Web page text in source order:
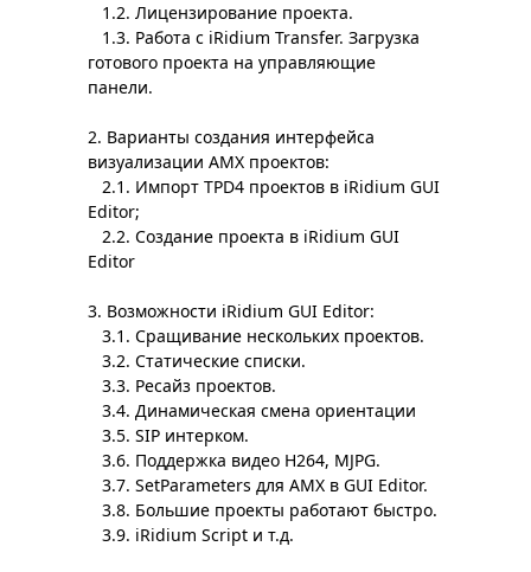
1.2. Лицензирование проекта.
1.3. Работа с iRidium Transfer. Загрузка
готового проекта на управляющие
панели.
2. Варианты создания интерфейса
визуализации AMX проектов:
2.1. Импорт TPD4 проектов в iRidium GUI
Editor;
2.2. Создание проекта в iRidium GUI
Editor
3. Возможности iRidium GUI Editor:
3.1. Сращивание нескольких проектов.
3.2. Статические списки.
3.3. Ресайз проектов.
3.4. Динамическая смена ориентации
3.5. SIP интерком.
3.6. Поддержка видео H264, MJPG.
3.7. SetParameters для АМХ в GUI Editor.
3.8. Большие проекты работают быстро.
3.9. iRidium Script и т.д.